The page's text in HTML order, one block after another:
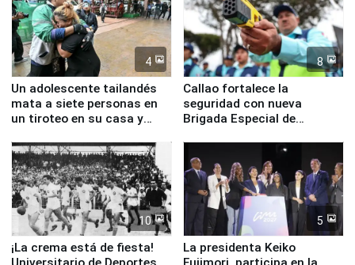
4
Un adolescente tailandés
mata a siete personas en
un tiroteo en su casa y
8
Callao fortalece la
seguridad con nueva
Brigada Especial de
equipamiento para
Serenazgo
10
¡La crema está de fiesta!
5
La presidenta Keiko